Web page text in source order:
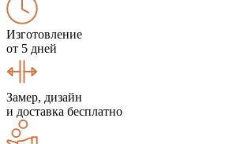
Изготовление
от 5 дней
Замер, дизайн
и доставка бесплатно